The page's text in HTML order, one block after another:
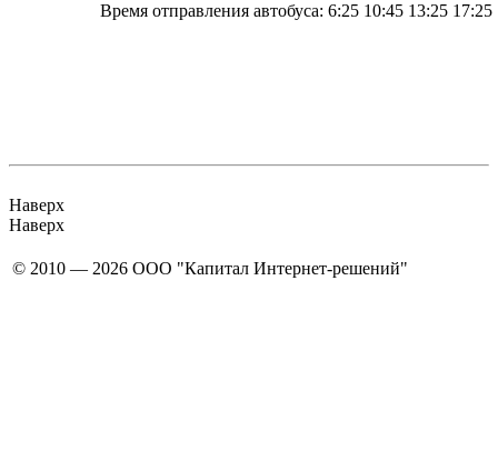
Время отправления автобуса: 6:25 10:45 13:25 17:25
Наверх
Наверх
© 2010 — 2026 ООО "Капитал Интернет-решений"